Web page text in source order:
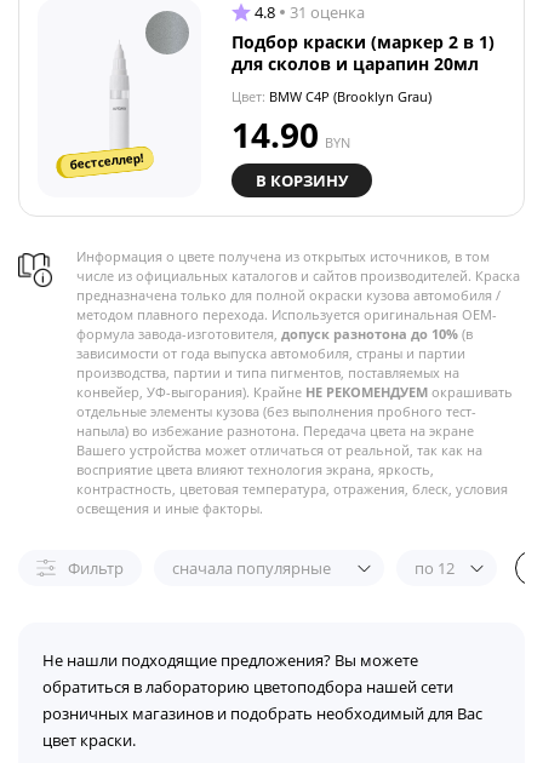
бестселлер!
4.8 31 оценка
Подбор краски (маркер 2 в 1)
для сколов и царапин 20мл
Цвет: BMW C4P (Brooklyn Grau)
14.90 BYN
В КОРЗИНУ
Информация о цвете получена из открытых источников, в том
числе из официальных каталогов и сайтов производителей. Краска
предназначена только для полной окраски кузова автомобиля /
методом плавного перехода. Используется оригинальная OEM-
формула завода-изготовителя, допуск разнотона до 10% (в
зависимости от года выпуска автомобиля, страны и партии
производства, партии и типа пигментов, поставляемых на
конвейер, УФ-выгорания). Крайне НЕ РЕКОМЕНДУЕМ окрашивать
отдельные элементы кузова (без выполнения пробного тест-
напыла) во избежание разнотона. Передача цвета на экране
Вашего устройства может отличаться от реальной, так как на
восприятие цвета влияют технология экрана, яркость,
контрастность, цветовая температура, отражения, блеск, условия
освещения и иные факторы.
Фильтр сначала популярные по 12
Не нашли подходящие предложения? Вы можете
обратиться в лабораторию цветоподбора нашей сети
розничных магазинов и подобрать необходимый для Вас
цвет краски.